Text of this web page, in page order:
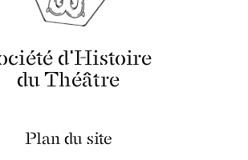
d'Histoire
du Théâtre
Plan du site